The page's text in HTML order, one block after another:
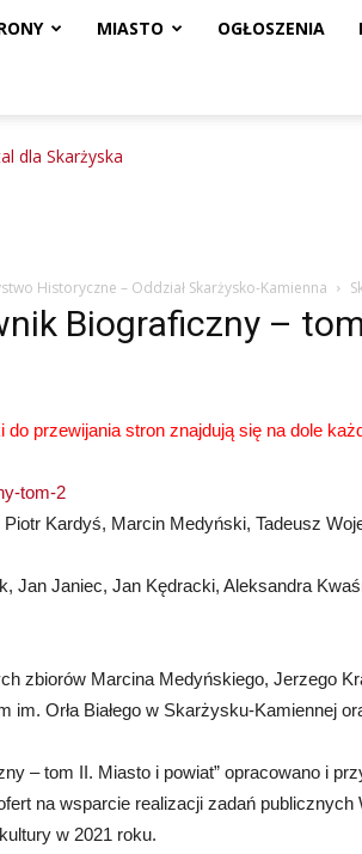
MIASTO OGŁOSZENIA
Historyczne – Oddział Skarżysko-Kamienna
Biograficzny –
do przewijania stron znajdują się na dole
tom-2
Kardyś, Marcin Medyński, Tadeusz
Jan Janiec, Jan Kędracki, Aleksandra
zbiorów Marcina Medyńskiego, Jerzego
im. Orła Białego w Skarżysku-Kamiennej
– tom II. Miasto i powiat” opracowano i
na wsparcie realizacji zadań publicznych
w 2021 roku.